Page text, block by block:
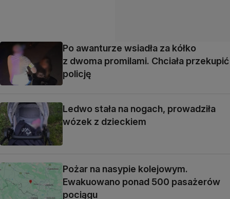
Po awanturze wsiadła za kółko
z dwoma promilami. Chciała przekupić
policję
Ledwo stała na nogach, prowadziła
wózek z dzieckiem
Pożar na nasypie kolejowym.
Ewakuowano ponad 500 pasażerów
pociągu